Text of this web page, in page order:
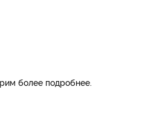
более подробнее.